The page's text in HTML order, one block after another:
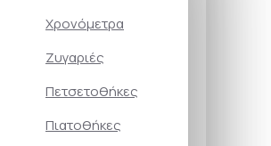
Χρονόμετρα
Ζυγαριές
Πετσετοθήκες
Πιατοθήκες